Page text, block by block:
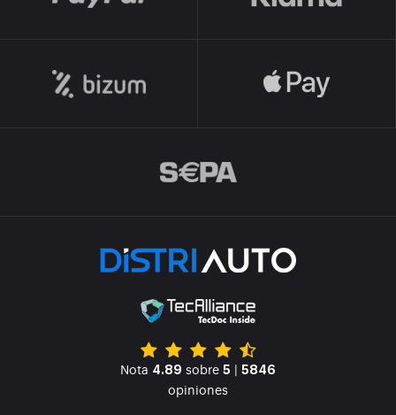
Nota 4.89 sobre 5 | 5846
opiniones